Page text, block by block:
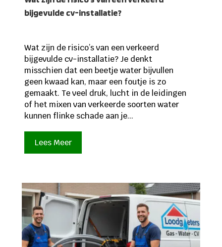
bijgevulde cv-installatie?
Wat zijn de risico’s van een verkeerd
bijgevulde cv-installatie? Je denkt
misschien dat een beetje water bijvullen
geen kwaad kan, maar een foutje is zo
gemaakt. Te veel druk, lucht in de leidingen
of het mixen van verkeerde soorten water
kunnen flinke schade aan je...
Lees Meer